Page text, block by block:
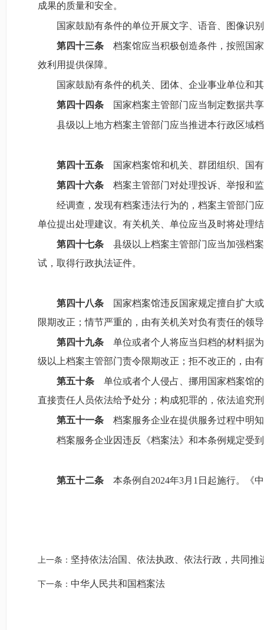
成果的质量和安全。
国家鼓励有条件的单位开展文字、语音、图像识
第四十三条 档案馆应当积极创造条件，按照国
效利用提供保障。
国家鼓励有条件的机关、团体、企业事业单位和
第四十四条 国家档案主管部门应当制定数据共
县级以上地方档案主管部门应当推进本行政区域
第四十五条 国家档案馆和机关、群团组织、国
第四十六条 档案主管部门对处理投诉、举报和
经调查，发现有档案违法行为的，档案主管部门
单位提出处理建议。有关机关、单位应当及时将处理
第四十七条 县级以上档案主管部门应当加强档
试，取得行政执法证件。
第四十八条 国家档案馆违反国家规定擅自扩大
限期改正；情节严重的，由有关机关对负有责任的领
第四十九条 单位或者个人将应当归档的材料据
级以上档案主管部门责令限期改正；拒不改正的，由
第五十条 单位或者个人侵占、挪用国家档案馆
直接责任人员依法给予处分；构成犯罪的，依法追究
第五十一条 档案服务企业在提供服务过程中明
档案服务企业因违反《档案法》和本条例规定受
第五十二条 本条例自2024年3月1日起施行。《
上一条： 坚持依法治国、依法执政、依法行政，共同
下一条： 中华人民共和国档案法